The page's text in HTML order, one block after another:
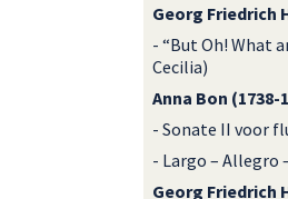
Georg Friedrich
- “But Oh! What
Cecilia)
Anna Bon (1738-
- Sonate II voor
- Largo – Allegro
Georg Friedrich